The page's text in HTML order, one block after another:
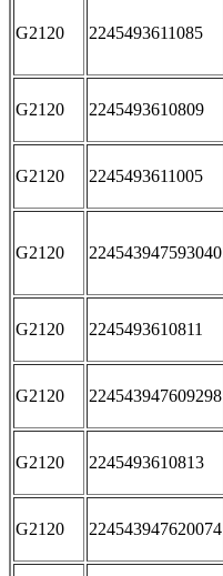
G2120 2245493611085
G2120 2245493610809
G2120 2245493611005
G2120 224543947593040
G2120 2245493610811
G2120 224543947609298
G2120 2245493610813
G2120 224543947620074